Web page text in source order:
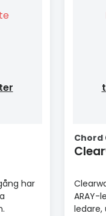
har
Chord
ARAY-
ledare,